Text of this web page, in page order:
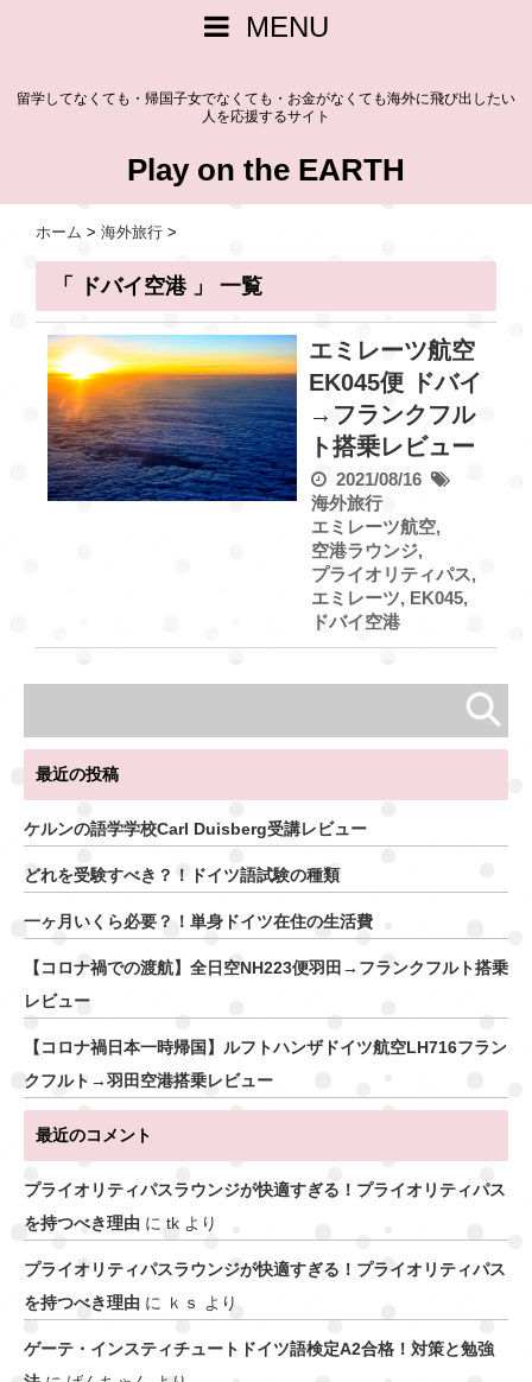
MENU
留学してなくても・帰国子女でなくても・お金がなくても海外に飛び出したい
人を応援するサイト
Play on the EARTH
ホーム > 海外旅行 >
「 ドバイ空港 」 一覧
エミレーツ航空
EK045便 ドバイ
→フランクフル
ト搭乗レビュー
2021/08/16
海外旅行
エミレーツ航空,
空港ラウンジ,
プライオリティパス,
エミレーツ, EK045,
ドバイ空港
最近の投稿
ケルンの語学学校Carl Duisberg受講レビュー
どれを受験すべき？！ドイツ語試験の種類
一ヶ月いくら必要？！単身ドイツ在住の生活費
【コロナ禍での渡航】全日空NH223便羽田→フランクフルト搭乗
レビュー
【コロナ禍日本一時帰国】ルフトハンザドイツ航空LH716フラン
クフルト→羽田空港搭乗レビュー
最近のコメント
プライオリティパスラウンジが快適すぎる！プライオリティパス
を持つべき理由 に tk より
プライオリティパスラウンジが快適すぎる！プライオリティパス
を持つべき理由 に ｋｓ より
ゲーテ・インスティチュートドイツ語検定A2合格！対策と勉強